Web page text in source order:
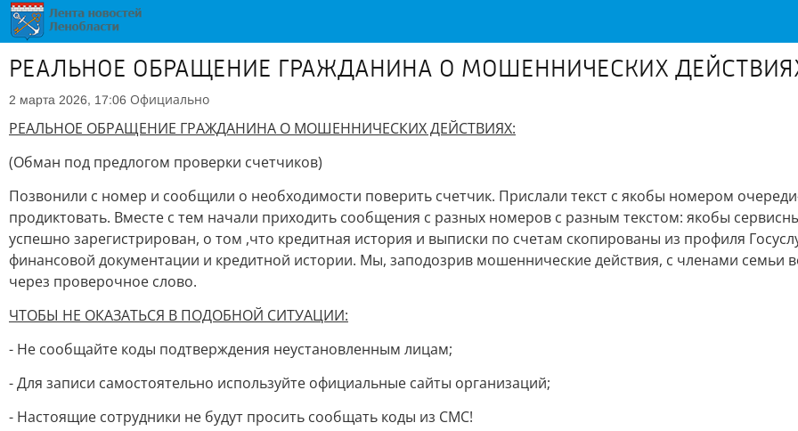
РЕАЛЬНОЕ ОБРАЩЕНИЕ ГРАЖДАНИНА О МОШЕННИЧЕСКИХ
2 марта 2026, 17:06 Официально
РЕАЛЬНОЕ ОБРАЩЕНИЕ ГРАЖДАНИНА О МОШЕННИЧЕСКИХ ДЕЙСТВИЯХ:
(Обман под предлогом проверки счетчиков)
Позвонили с номер и сообщили о необходимости поверить счетчик. Прислали текст с якобы номером
продиктовать. Вместе с тем начали приходить сообщения с разных номеров с разным текстом: якобы
успешно зарегистрирован, о том ,что кредитная история и выписки по счетам скопированы из профиля
финансовой документации и кредитной истории. Мы, заподозрив мошеннические действия, с членами семьи
через проверочное слово.
ЧТОБЫ НЕ ОКАЗАТЬСЯ В ПОДОБНОЙ СИТУАЦИИ:
- Не сообщайте коды подтверждения неустановленным лицам;
- Для записи самостоятельно используйте официальные сайты организаций;
- Настоящие сотрудники не будут просить сообщать коды из СМС!